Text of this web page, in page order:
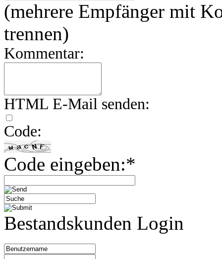
(mehrere Empfänger mit
trennen)
Kommentar:
HTML E-Mail senden:
Code:
Code eingeben:*
Bestandskunden Login